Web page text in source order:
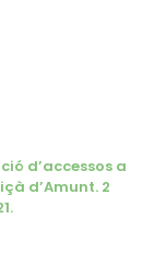
d’accessos a
d’Amunt. 2